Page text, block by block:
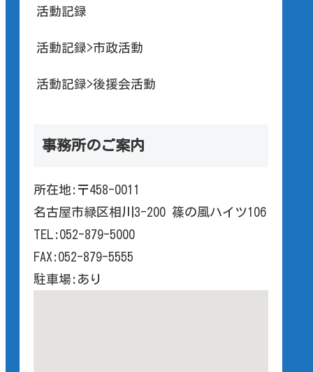
活動記録
活動記録>市政活動
活動記録>後援会活動
事務所のご案内
所在地:〒458-0011
名古屋市緑区相川3-200 篠の風ハイツ106
TEL:052-879-5000
FAX:052-879-5555
駐車場:あり